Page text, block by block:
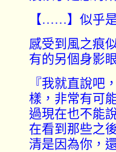
【……】似乎
感受到風之痕
有的另個身影
『我就直說吧
樣，非常有可
過現在也不能
在看到那些之
清是因為你，